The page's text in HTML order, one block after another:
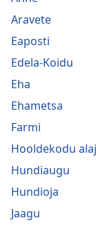
Aravete
Eaposti
Edela-Koidu
Eha
Ehametsa
Farmi
Hooldekodu
Hundiaugu
Hundioja
Jaagu